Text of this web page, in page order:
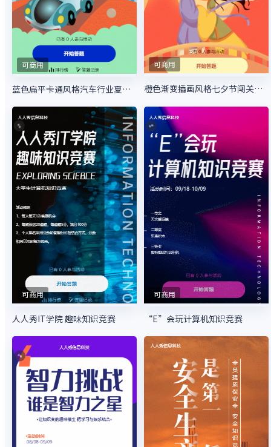
可商用
蓝色扁平卡通风格汽车行业夏季购物节闯关答题活动
可商用
橙色渐变插画风格七夕节闯关答题活动
可商用
人人秀IT学院 趣味知识竞赛
可商用
“E”会玩计算机知识竞赛